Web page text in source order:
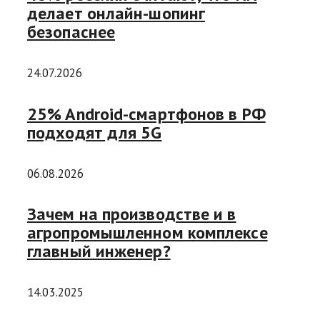
делает онлайн-шопинг
безопаснее
24.07.2026
25% Android-смартфонов в РФ
подходят для 5G
06.08.2026
Зачем на производстве и в
агропромышленном комплексе
главный инженер?
14.03.2025